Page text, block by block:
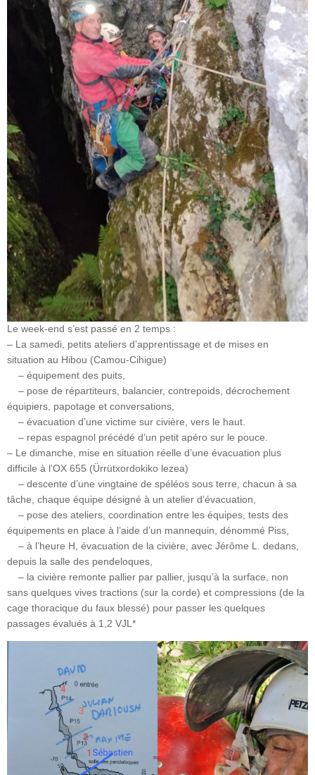
Le week-end s’est passé en 2 temps :
– La samedi, petits ateliers d’apprentissage et de mises en
situation au Hibou (Camou-Cihigue)
– équipement des puits,
– pose de répartiteurs, balancier, contrepoids, décrochement
équipiers, papotage et conversations,
– évacuation d’une victime sur civière, vers le haut.
– repas espagnol précédé d’un petit apéro sur le pouce.
– Le dimanche, mise en situation réelle d’une évacuation plus
difficile à l’OX 655 (Ürrütxordokiko lezea)
– descente d’une vingtaine de spéléos sous terre, chacun à sa
tâche, chaque équipe désigné à un atelier d’évacuation,
– pose des ateliers, coordination entre les équipes, tests des
équipements en place à l’aide d’un mannequin, dénommé Piss,
– à l’heure H, évacuation de la civière, avec Jérôme L. dedans,
depuis la salle des pendeloques,
– la civière remonte pallier par pallier, jusqu’à la surface, non
sans quelques vives tractions (sur la corde) et compressions (de la
cage thoracique du faux blessé) pour passer les quelques
passages évalués à 1,2 VJL*